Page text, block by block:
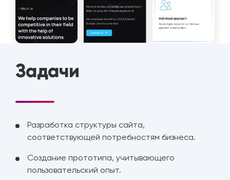
Задачи
Разработка структуры сайта,
соответствующей потребностям бизнеса.
Создание прототипа, учитывающего
пользовательский опыт.